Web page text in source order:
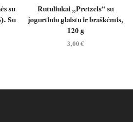
su
Su
Rutuliukai „Pretzels“ su
jogurtiniu glaistu ir braškėmis,
120 g
3,00€